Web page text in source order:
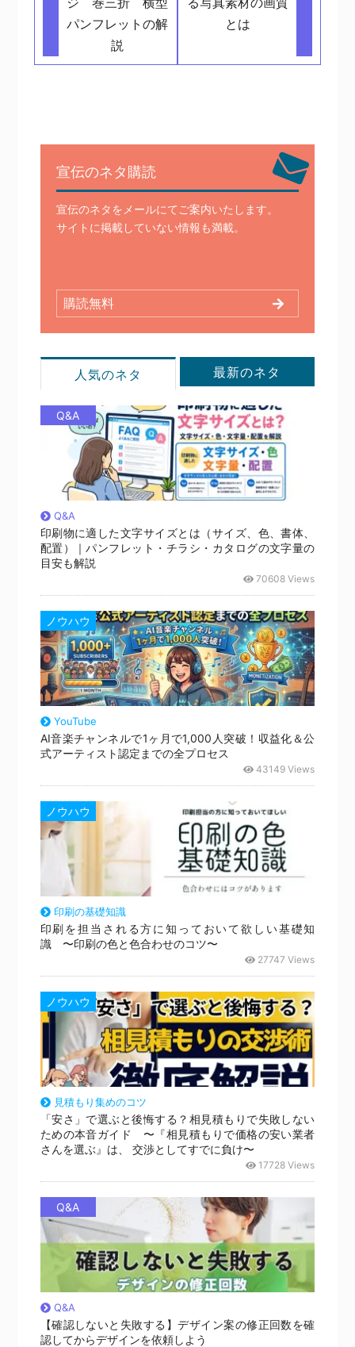
パンフレットの解
説
とは
宣伝のネタ購読
宣伝のネタをメールにてご案内いたします。
サイトに掲載していない情報も満載。
購読無料
人気のネタ 最新のネタ
Q&A
Q&A
印刷物に適した文字サイズとは（サイズ、色、書体、
配置）｜パンフレット・チラシ・カタログの文字量の
目安も解説
70608 Views
ノウハウ
YouTube
AI音楽チャンネルで1ヶ月で1,000人突破！収益化＆公
式アーティスト認定までの全プロセス
43149 Views
ノウハウ
印刷の基礎知識
印刷を担当される方に知っておいて欲しい基礎知
識 〜印刷の色と色合わせのコツ〜
27747 Views
ノウハウ
見積もり集めのコツ
「安さ」で選ぶと後悔する？相見積もりで失敗しない
ための本音ガイド 〜『相見積もりで価格の安い業者
さんを選ぶ』は、 交渉としてすでに負け〜
17728 Views
Q&A
Q&A
【確認しないと失敗する】デザイン案の修正回数を確
認してからデザインを依頼しよう